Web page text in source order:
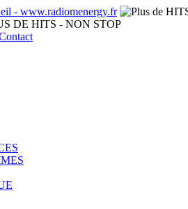
DE HITS - NON STOP